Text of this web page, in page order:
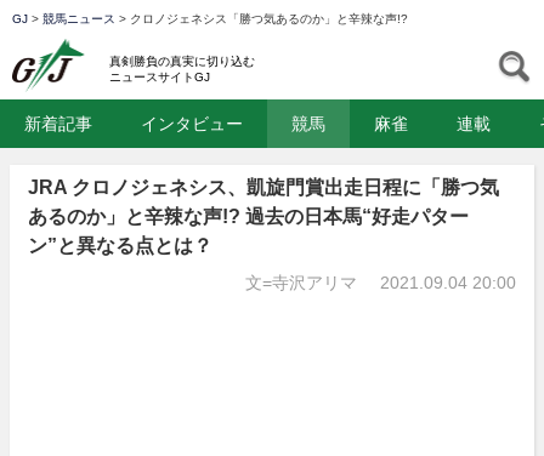
GJ > 競馬ニュース > クロノジェネシス「勝つ気あるのか」と辛辣な声!?
真剣勝負の真実に切り込む
ニュースサイトGJ
新着記事 インタビュー 競馬 麻雀 連載
JRA クロノジェネシス、凱旋門賞出走日程に「勝つ気
あるのか」と辛辣な声!? 過去の日本馬“好走パター
ン”と異なる点とは？
文=寺沢アリマ 2021.09.04 20:00